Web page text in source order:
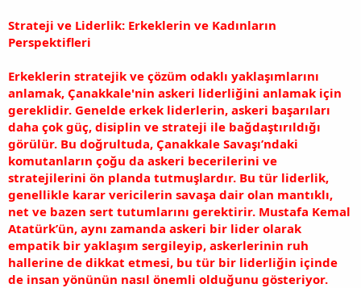
Strateji ve Liderlik: Erkeklerin ve Kadınların
Perspektifleri
Erkeklerin stratejik ve çözüm odaklı yaklaşımlarını
anlamak, Çanakkale'nin askeri liderliğini anlamak için
gereklidir. Genelde erkek liderlerin, askeri başarıları
daha çok güç, disiplin ve strateji ile bağdaştırıldığı
görülür. Bu doğrultuda, Çanakkale Savaşı’ndaki
komutanların çoğu da askeri becerilerini ve
stratejilerini ön planda tutmuşlardır. Bu tür liderlik,
genellikle karar vericilerin savaşa dair olan mantıklı,
net ve bazen sert tutumlarını gerektirir. Mustafa Kemal
Atatürk’ün, aynı zamanda askeri bir lider olarak
empatik bir yaklaşım sergileyip, askerlerinin ruh
hallerine de dikkat etmesi, bu tür bir liderliğin içinde
de insan yönünün nasıl önemli olduğunu gösteriyor.